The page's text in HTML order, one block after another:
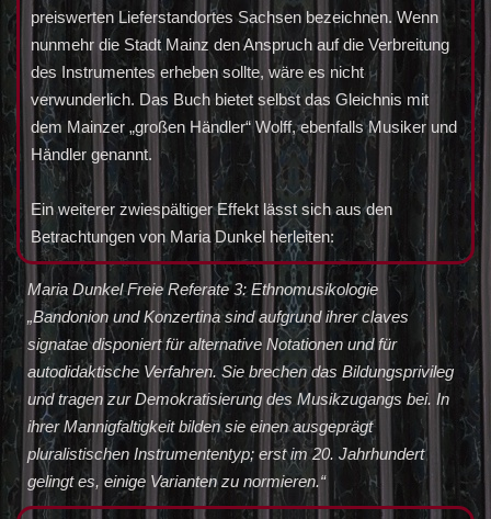
preiswerten Lieferstandortes Sachsen bezeichnen. Wenn
nunmehr die Stadt Mainz den Anspruch auf die Verbreitung
des Instrumentes erheben sollte, wäre es nicht
verwunderlich. Das Buch bietet selbst das Gleichnis mit
dem Mainzer „großen Händler“ Wolff, ebenfalls Musiker und
Händler genannt.
Ein weiterer zwiespältiger Effekt lässt sich aus den
Betrachtungen von Maria Dunkel herleiten:
Maria Dunkel Freie Referate 3: Ethnomusikologie
„Bandonion und Konzertina sind aufgrund ihrer claves
signatae disponiert für alternative Notationen und für
autodidaktische Verfahren. Sie brechen das Bildungsprivileg
und tragen zur Demokratisierung des Musikzugangs bei. In
ihrer Mannigfaltigkeit bilden sie einen ausgeprägt
pluralistischen Instrumententyp; erst im 20. Jahrhundert
gelingt es, einige Varianten zu normieren.“